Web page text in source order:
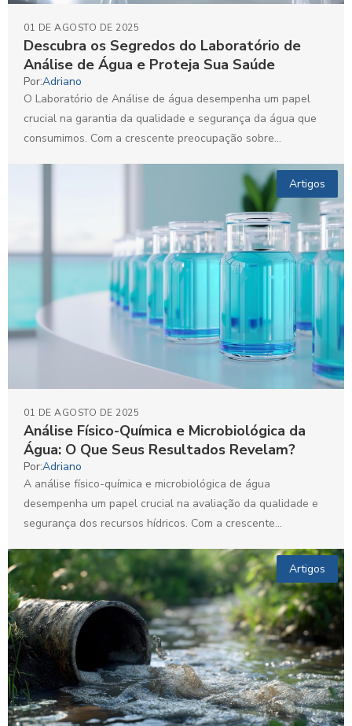
Descubra os Segredos do Laboratório de
Análise de Água e Proteja Sua Saúde
01 DE AGOSTO DE 2025
Por:Adriano
O Laboratório de Análise de água desempenha um papel
crucial na garantia da qualidade e segurança da água que
consumimos. Com a crescente preocupação sobre...
Artigos
Análise Físico-Química e Microbiológica da
Água: O Que Seus Resultados Revelam?
01 DE AGOSTO DE 2025
Por:Adriano
A análise físico-química e microbiológica de água
desempenha um papel crucial na avaliação da qualidade e
segurança dos recursos hídricos. Com a crescente
Artigos